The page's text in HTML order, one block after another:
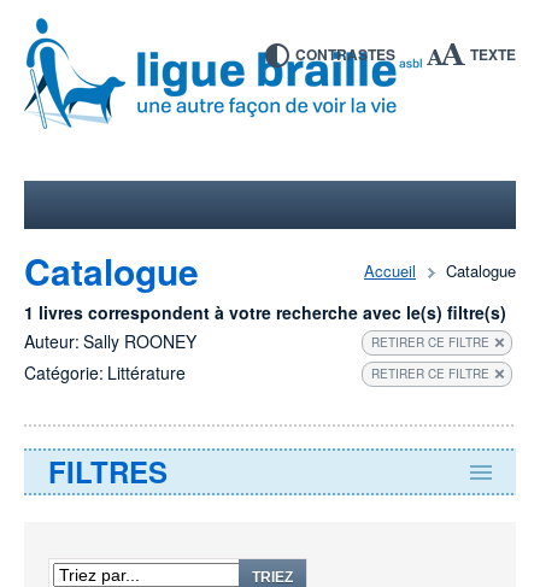
CONTRASTES TEXTE
Accueil Catalogue
Catalogue
1 livres correspondent à votre recherche avec le(s) filtre(s)
Auteur: Sally ROONEY RETIRER CE FILTRE
Catégorie: Littérature RETIRER CE FILTRE
FILTRES
TRIEZ